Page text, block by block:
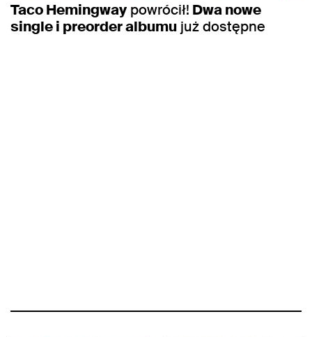
Taco Hemingway powrócił! Dwa nowe
single i preorder albumu już dostępne